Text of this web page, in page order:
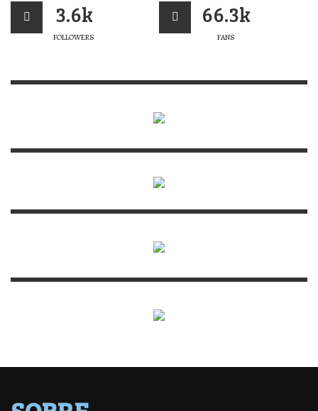
3.6k
FOLLOWERS
66.3k
FANS